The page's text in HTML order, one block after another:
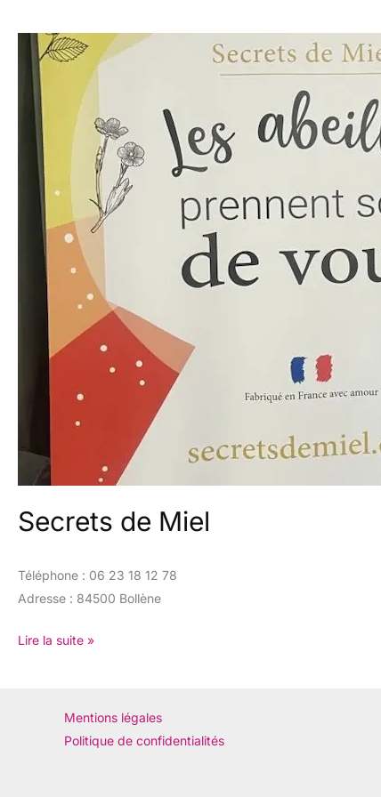
Secrets de Miel
Téléphone : 06 23 18 12 78
Adresse : 84500 Bollène
Secrets
Miel
Lire la suite »
Mentions légales
Politique de confidentialités